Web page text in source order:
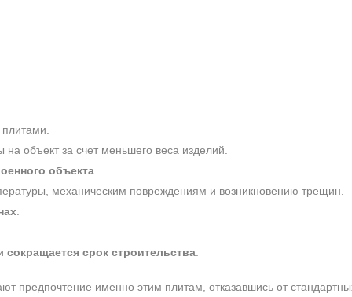
на объект за счет меньшего веса изделий.
объекта
механическим повреждениям и возникновению трещин.
сокращается срок строительства
предпочтение именно этим плитам, отказавшись от